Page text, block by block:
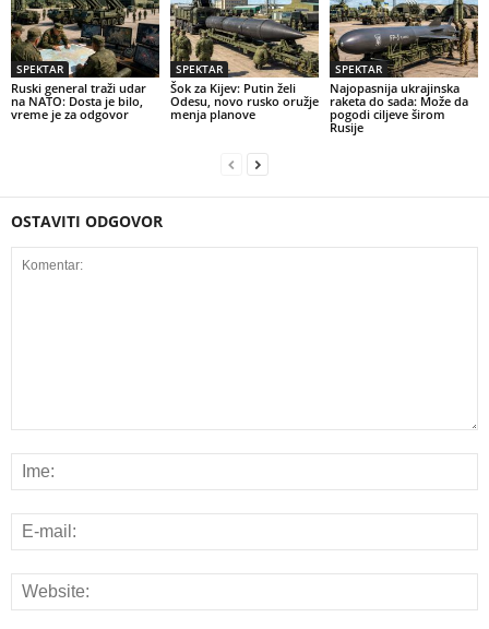
SPEKTAR
Ruski general traži udar
na NATO: Dosta je bilo,
vreme je za odgovor
SPEKTAR
Šok za Kijev: Putin želi
Odesu, novo rusko oružje
menja planove
SPEKTAR
Najopasnija ukrajinska
raketa do sada: Može da
pogodi ciljeve širom
Rusije
OSTAVITI ODGOVOR